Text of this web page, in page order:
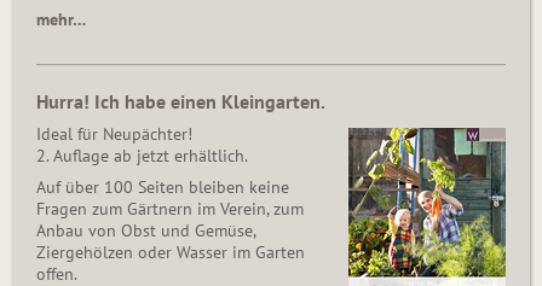
mehr…
Hurra! Ich habe einen Kleingarten.
Ideal für Neupächter!
2. Auflage ab jetzt erhältlich.
Auf über 100 Seiten bleiben keine
Fragen zum Gärtnern im Verein, zum
Anbau von Obst und Gemüse,
Ziergehölzen oder Wasser im Garten
offen.